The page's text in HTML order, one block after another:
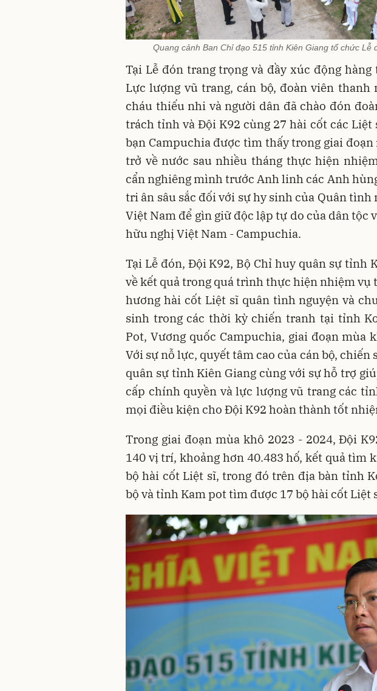
Quang cảnh Ban Chỉ đạo 515 tỉnh Kiên Giang tổ chức Lễ
Tại Lễ đón trang trọng và đầy xúc động
Lực lượng vũ trang, cán bộ, đoàn viên thanh
cháu thiếu nhi và người dân đã chào đón
trách tỉnh và Đội K92 cùng 27 hài cốt các
bạn Campuchia được tìm thấy trong giai đoạn
trở về nước sau nhiều tháng thực hiện
cẩn nghiêng mình trước Anh linh các Anh
tri ân sâu sắc đối với sự hy sinh của Quân tình
Việt Nam để gìn giữ độc lập tự do của dân tộc
hữu nghị Việt Nam - Campuchia.
Tại Lễ đón, Đội K92, Bộ Chỉ huy quân sự tỉnh
về kết quả trong quá trình thực hiện nhiệm vụ
hương hài cốt Liệt sĩ quân tình nguyện và
sinh trong các thời kỳ chiến tranh tại tỉnh
Pot, Vương quốc Campuchia, giai đoạn mùa
Với sự nỗ lực, quyết tâm cao của cán bộ, chiến
quân sự tỉnh Kiên Giang cùng với sự hỗ trợ
cấp chính quyền và lực lượng vũ trang các
mọi điều kiện cho Đội K92 hoàn thành tốt
Trong giai đoạn mùa khô 2023 - 2024, Đội
140 vị trí, khoảng hơn 40.483 hố, kết quả tìm
bộ hài cốt Liệt sĩ, trong đó trên địa bàn tỉnh
bộ và tỉnh Kam pot tìm được 17 bộ hài cốt Liệt